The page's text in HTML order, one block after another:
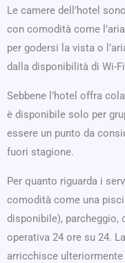
Le camere dell’hotel
con comodità come
per godersi la vista o
dalla disponibilità di Wi-
Sebbene l’hotel offra
è disponibile solo per
essere un punto da
fuori stagione.
Per quanto riguarda i
comodità come una
disponibile), parcheggio,
operativa 24 ore su 24.
arricchisce ulteriormente